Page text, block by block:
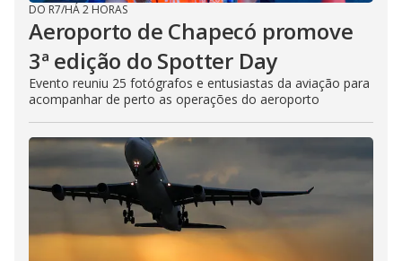
DO R7/HÁ 2 HORAS
Aeroporto de Chapecó promove
3ª edição do Spotter Day
Evento reuniu 25 fotógrafos e entusiastas da aviação para
acompanhar de perto as operações do aeroporto